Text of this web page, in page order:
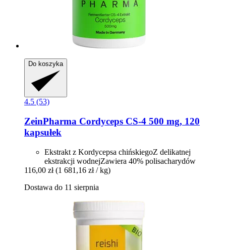
Do koszyka
4.5 (53)
ZeinPharma Cordyceps CS-​4 500 mg, 120
kapsułek
Ekstrakt z Kordycepsa chińskiegoZ delikatnej
ekstrakcji wodnejZawiera 40% polisacharydów
116,00 zł (1 681,16 zł / kg)
Dostawa do 11 sierpnia